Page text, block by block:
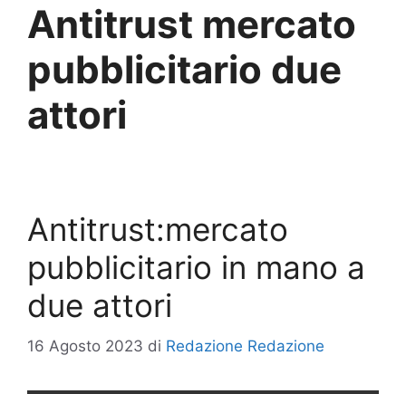
Antitrust mercato
pubblicitario due
attori
Antitrust:mercato
pubblicitario in mano a
due attori
16 Agosto 2023 di Redazione Redazione